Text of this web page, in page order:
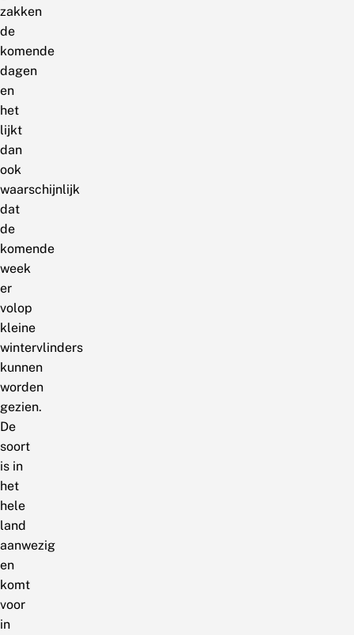
zakken
de
komende
dagen
en
het
lijkt
dan
ook
waarschijnlijk
dat
de
komende
week
er
volop
kleine
wintervlinders
kunnen
worden
gezien.
De
soort
is in
het
hele
land
aanwezig
en
komt
voor
in